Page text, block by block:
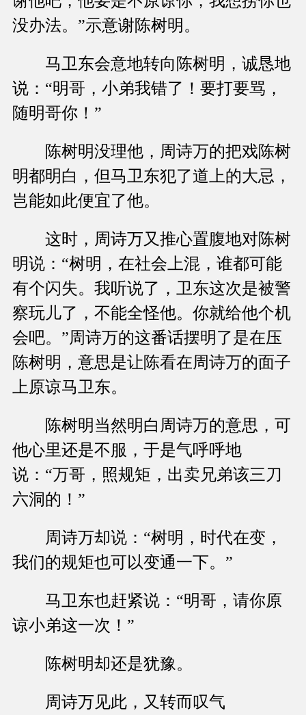
没办法。”示意谢陈树明。
马卫东会意地转向陈树明，诚恳地
说：“明哥，小弟我错了！要打要骂，
随明哥你！”
陈树明没理他，周诗万的把戏陈树
明都明白，但马卫东犯了道上的大忌，
岂能如此便宜了他。
这时，周诗万又推心置腹地对陈树
明说：“树明，在社会上混，谁都可能
有个闪失。我听说了，卫东这次是被警
察玩儿了，不能全怪他。你就给他个机
会吧。”周诗万的这番话摆明了是在压
陈树明，意思是让陈看在周诗万的面子
上原谅马卫东。
陈树明当然明白周诗万的意思，可
他心里还是不服，于是气呼呼地
说：“万哥，照规矩，出卖兄弟该三刀
六洞的！”
周诗万却说：“树明，时代在变，
我们的规矩也可以变通一下。”
马卫东也赶紧说：“明哥，请你原
谅小弟这一次！”
陈树明却还是犹豫。
周诗万见此，又转而叹气